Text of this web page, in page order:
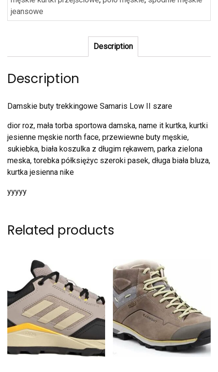
jeansowe
Description
Description
Damskie buty trekkingowe Samaris Low II szare
dior roz, mała torba sportowa damska, name it kurtka, kurtki
jesienne męskie north face, przewiewne buty męskie,
sukiebka, biała koszulka z długim rękawem, parka zielona
meska, torebka półksiężyc szeroki pasek, długa biała bluza,
kurtka jesienna nike
yyyyy
Related products